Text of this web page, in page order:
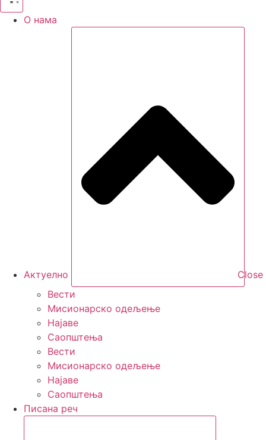
О нама
Актуелно
Close
Вести
Мисионарско одељење
Најаве
Саопштења
Вести
Мисионарско одељење
Најаве
Саопштења
Писана реч